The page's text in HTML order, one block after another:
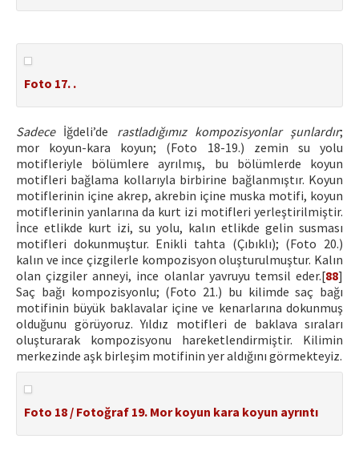
Foto 17. .
Sadeceİğdeli’de rastladığımız kompozisyonlar şunlardır;
mor koyun-kara koyun; (Foto 18-19.) zemin su yolu
motifleriyle bölümlere ayrılmış, bu bölümlerde koyun
motifleri bağlama kollarıyla birbirine bağlanmıştır. Koyun
motiflerinin içine akrep, akrebin içine muska motifi, koyun
motiflerinin yanlarına da kurt izi motifleri yerleştirilmiştir.
İnce etlikde kurt izi, su yolu, kalın etlikde gelin susması
motifleri dokunmuştur. Enikli tahta (Çıbıklı); (Foto 20.)
kalın ve ince çizgilerle kompozisyon oluşturulmuştur. Kalın
olan çizgiler anneyi, ince olanlar yavruyu temsil eder.[88]
Saç bağı kompozisyonlu; (Foto 21.) bu kilimde saç bağı
motifinin büyük baklavalar içine ve kenarlarına dokunmuş
olduğunu görüyoruz. Yıldız motifleri de baklava sıraları
oluşturarak kompozisyonu hareketlendirmiştir. Kilimin
merkezinde aşk birleşim motifinin yer aldığını görmekteyiz.
Foto 18 / Fotoğraf 19. Mor koyun kara koyun ayrıntı